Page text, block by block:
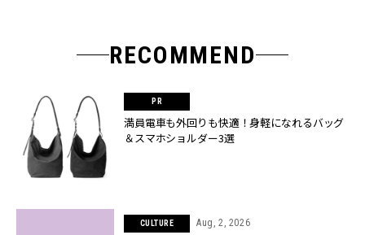
RECOMMEND
満員電車も外回りも快適！身軽になれるバッグ
＆スマホショルダー3選
CULTURE Aug, 2, 2026